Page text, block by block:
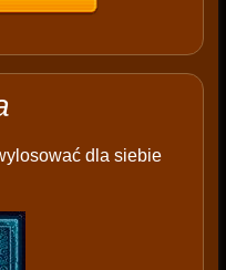
dla siebie